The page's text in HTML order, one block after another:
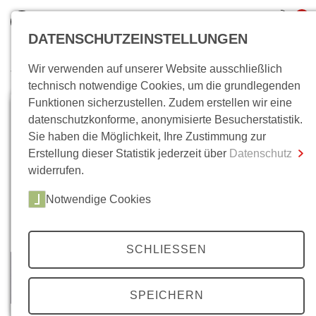
inkl. MwSt.
0,00 €
Zum Warenkorb Zur Kasse
Wo bin ich?
DATENSCHUTZEINSTELLUNGEN
Wir verwenden auf unserer Website ausschließlich
technisch notwendige Cookies, um die grundlegenden
Funktionen sicherzustellen. Zudem erstellen wir eine
datenschutzkonforme, anonymisierte Besucherstatistik.
Sie haben die Möglichkeit, Ihre Zustimmung zur
Erstellung dieser Statistik jederzeit über Datenschutz
widerrufen.
Notwendige Cookies
SCHLIESSEN
SPEICHERN